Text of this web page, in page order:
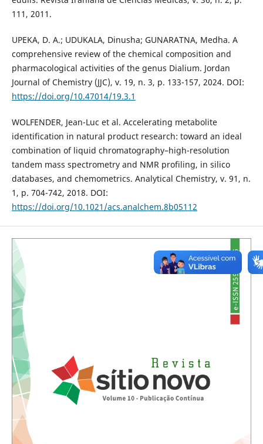
111, 2011.
UPEKA, D. A.; UDUKALA, Dinusha; GUNARATNA, Medha. A
comprehensive review of the chemical composition and
pharmacological activities of the genus Dialium. Jordan
Journal of Chemistry (JJC), v. 19, n. 3, p. 133-157, 2024. DOI:
https://doi.org/10.47014/19.3.1
WOLFENDER, Jean-Luc et al. Accelerating metabolite
identification in natural product research: toward an ideal
combination of liquid chromatography–high-resolution
tandem mass spectrometry and NMR profiling, in silico
databases, and chemometrics. Analytical Chemistry, v. 91, n.
1, p. 704-742, 2018. DOI:
https://doi.org/10.1021/acs.analchem.8b05112